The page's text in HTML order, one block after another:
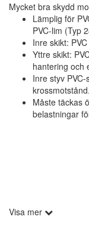
Mycket bra skydd
Lämplig för
PVC-lim (Typ
Inre skikt:
Yttre skikt:
hantering och
Inre styv
krossmotstånd.
Måste täckas
belastningar
Visa mer